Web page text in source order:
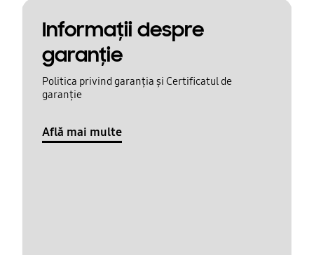
Informaţii despre
garanţie
Politica privind garanția și Certificatul de
garanție
Află mai multe